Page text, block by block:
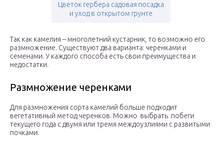
Цветок гербера садовая посадка
и уход в открытом грунте
Так как камелия – многолетний кустарник, то возможно его
размножение. Существуют два варианта: черенками и
семенами. У каждого способа есть свои преимущества и
недостатки.
Размножение черенками
Для размножения сорта камелий больше подходит
вегетативный метод черенков. Можно выбрать побеги
текущего года с двумя или тремя междоузлиями с развитыми
почками.